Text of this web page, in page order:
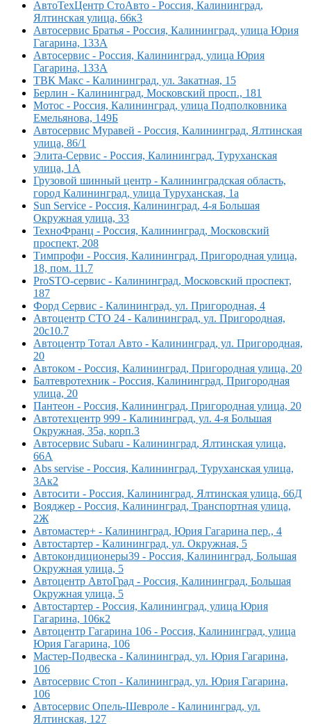
АвтоТехЦентр СтоАвто - Россия, Калининград,
Ялтинская улица, 66к3
Автосервис Братья - Россия, Калининград, улица Юрия
Гагарина, 133А
Автосервис - Россия, Калининград, улица Юрия
Гагарина, 133А
ТВК Макс - Калининград, ул. Закатная, 15
Берлин - Калининград, Московский просп., 181
Мотос - Россия, Калининград, улица Подполковника
Емельянова, 149Б
Автосервис Муравей - Россия, Калининград, Ялтинская
улица, 86/1
Элита-Сервис - Россия, Калининград, Туруханская
улица, 1А
Грузовой шинный центр - Калининградская область,
город Калининград, улица Туруханская, 1а
Sun Service - Россия, Калининград, 4-я Большая
Окружная улица, 33
ТехноФранц - Россия, Калининград, Московский
проспект, 208
Тимпрофи - Россия, Калининград, Пригородная улица,
18, пом. 11.7
ProSTO-сервис - Калининград, Московский проспект,
187
Форд Сервис - Калининград, ул. Пригородная, 4
Автоцентр СТО 24 - Калининград, ул. Пригородная,
20с10.7
Автоцентр Тотал Авто - Калининград, ул. Пригородная,
20
Автоком - Россия, Калининград, Пригородная улица, 20
Балтевротехник - Россия, Калининград, Пригородная
улица, 20
Пантеон - Россия, Калининград, Пригородная улица, 20
Автотехцентр 999 - Калининград, ул. 4-я Большая
Окружная, 35а, корп.3
Автосервис Subaru - Калининград, Ялтинская улица,
66А
Abs servise - Россия, Калининград, Туруханская улица,
3Ак2
Автосити - Россия, Калининград, Ялтинская улица, 66Д
Вояджер - Россия, Калининград, Транспортная улица,
2Ж
Автомастер+ - Калининград, Юрия Гагарина пер., 4
Автостартер - Калининград, ул. Окружная, 5
Автокондиционеры39 - Россия, Калининград, Большая
Окружная улица, 5
Автоцентр АвтоГрад - Россия, Калининград, Большая
Окружная улица, 5
Автостартер - Россия, Калининград, улица Юрия
Гагарина, 106к2
Автоцентр Гагарина 106 - Россия, Калининград, улица
Юрия Гагарина, 106
Мастер-Подвеска - Калининград, ул. Юрия Гагарина,
106
Автосервис Стоп - Калининград, ул. Юрия Гагарина,
106
Автосервис Опель-Шевроле - Калининград, ул.
Ялтинская, 127